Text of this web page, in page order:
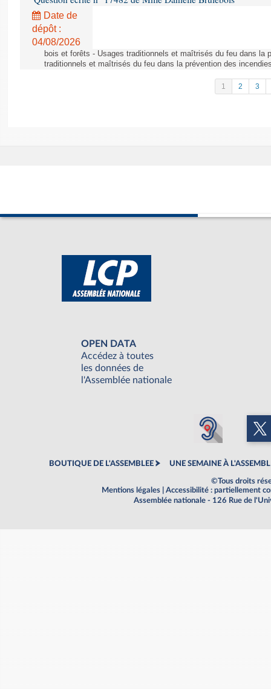
Date de
dépôt :
04/08/2026
bois et forêts - Usages traditionnels et maîtrisés du feu dans la
traditionnels et maîtrisés du feu dans la prévention des
1 2 3
OPEN DATA
Accédez à toutes
les données de
l'Assemblée nationale
BOUTIQUE DE L'ASSEMBLEE UNE SEMAINE À
©Tous droits
Mentions légales
Accessibilité : partiellement
Assemblée nationale - 126 Rue de